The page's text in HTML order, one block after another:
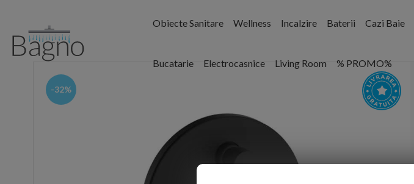
Obiecte Sanitare Wellness Incalzire Baterii Cazi Baie
Bucatarie Electrocasnice Living Room % PROMO%
-32%